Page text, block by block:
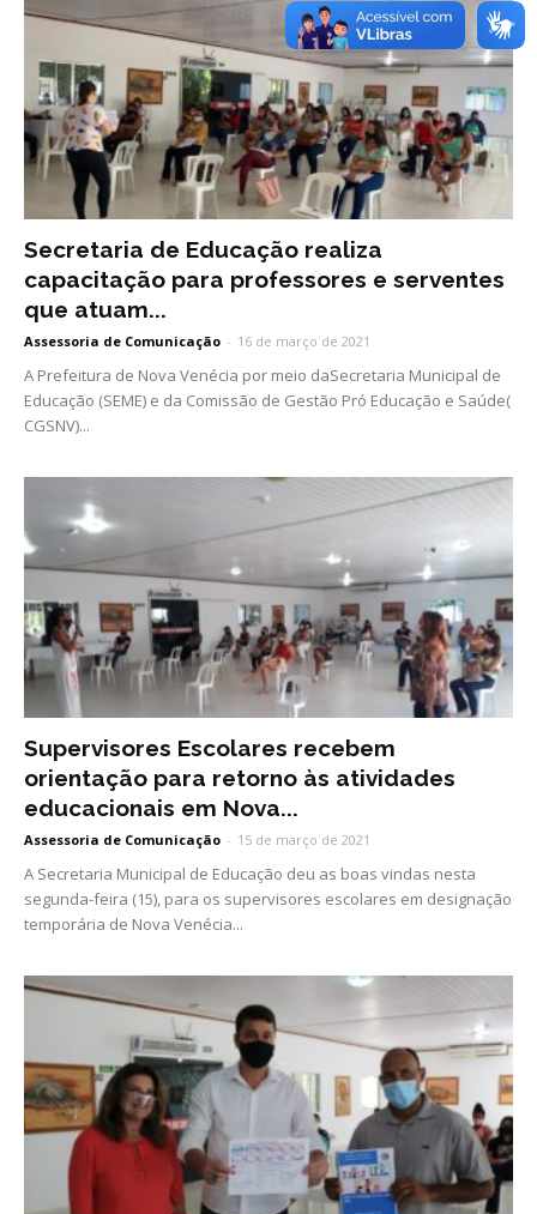
Secretaria de Educação realiza
capacitação para professores e serventes
que atuam...
Assessoria de Comunicação - 16 de março de 2021
A Prefeitura de Nova Venécia por meio daSecretaria Municipal de
Educação (SEME) e da Comissão de Gestão Pró Educação e Saúde(
CGSNV)...
Supervisores Escolares recebem
orientação para retorno às atividades
educacionais em Nova...
Assessoria de Comunicação - 15 de março de 2021
A Secretaria Municipal de Educação deu as boas vindas nesta
segunda-feira (15), para os supervisores escolares em designação
temporária de Nova Venécia...